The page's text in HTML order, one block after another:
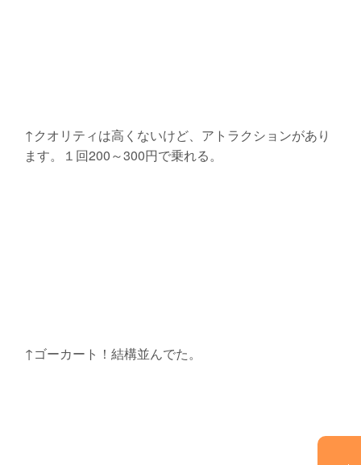
↑クオリティは高くないけど、アトラクションがあり
ます。１回200～300円で乗れる。
↑ゴーカート！結構並んでた。